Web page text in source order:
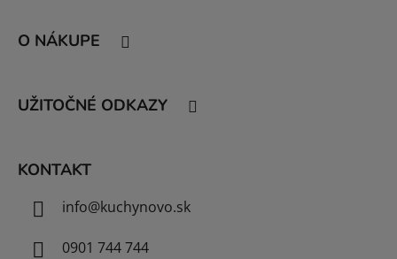
O NÁKUPE
UŽITOČNÉ ODKAZY
KONTAKT
info@kuchynovo.sk
0901 744 744